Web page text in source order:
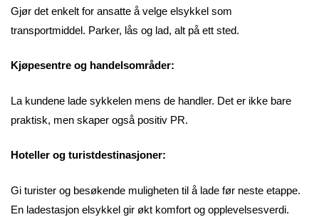
Gjør det enkelt for ansatte å velge elsykkel som
transportmiddel. Parker, lås og lad, alt på ett sted.
Kjøpesentre og handelsområder:
La kundene lade sykkelen mens de handler. Det er ikke bare
praktisk, men skaper også positiv PR.
Hoteller og turistdestinasjoner:
Gi turister og besøkende muligheten til å lade før neste etappe.
En ladestasjon elsykkel gir økt komfort og opplevelsesverdi.